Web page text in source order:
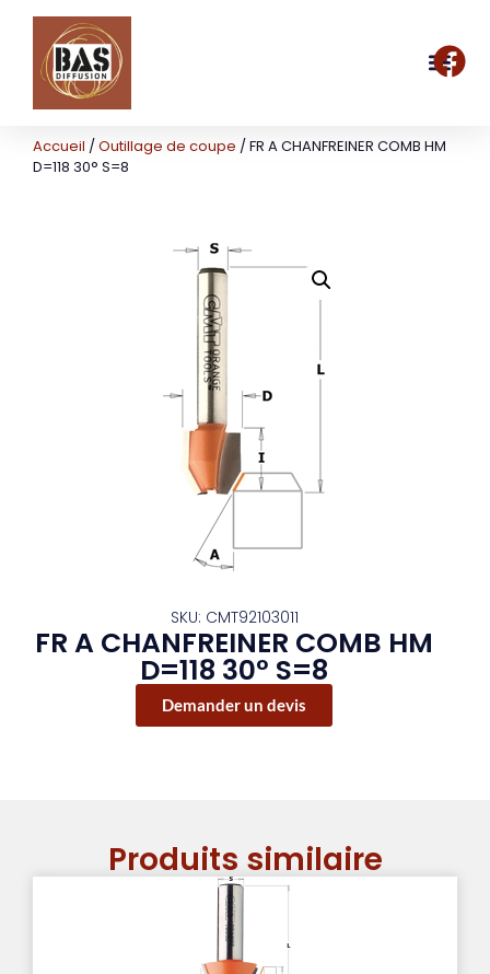
Accueil /Outillage de coupe / FR A CHANFREINER COMB HM
D=118 30° S=8
SKU: CMT92103011
FR A CHANFREINER COMB HM
D=118 30° S=8
Demander un devis
Produits similaire